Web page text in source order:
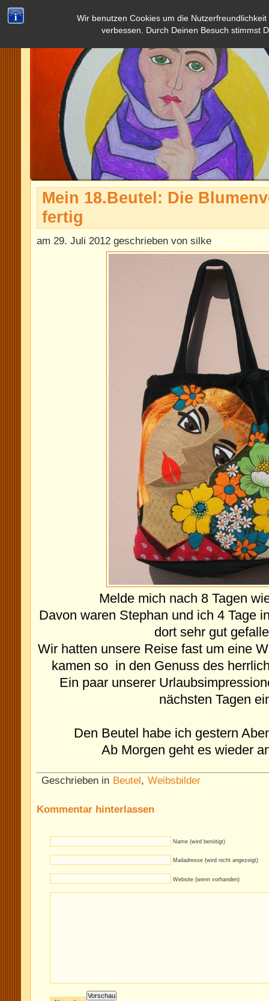
Wir benutzen Cookies um die
verbessen. Durch Deinen Besuch stimmst
Mein 18.Beutel: Die
fertig
am 29. Juli 2012 geschrieben von silke
Melde mich nach 8 Tagen
Davon waren Stephan und ich 4 Tage
dort sehr gut
Wir hatten unsere Reise fast um eine
kamen so in den Genuss des
Ein paar unserer
nächsten Tagen
Den Beutel habe ich gestern
Ab Morgen geht es wieder
Geschrieben in Beutel, Weibsbilder
Kommentar hinterlassen
Name (wird benötigt)
Mailadresse (wird nicht angezeigt)
Website (wenn vorhanden)